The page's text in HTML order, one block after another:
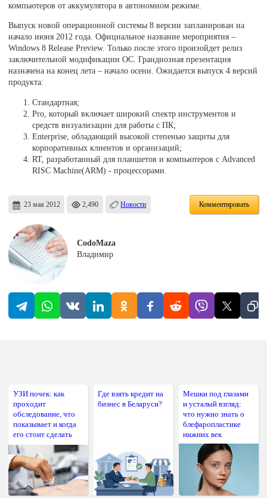
компьютеров от аккумулятора в автономном режиме.
Выпуск новой операционной системы 8 версии запланирован на
начало июня 2012 года. Официальное название мероприятия –
Windows 8 Release Preview. Только после этого произойдет релиз
заключительной модификации ОС. Грандиозная презентация
назначена на конец лета – начало осени. Ожидается выпуск 4 версий
продукта:
Стандартная;
Pro, который включает широкий спектр инструментов и
средств визуализации для работы с ПК;
Enterprise, обладающий высокой степенью защиты для
корпоративных клиентов и организаций;
RT, разработанный для планшетов и компьютеров с Advanced
RISC Machine(ARM) - процессорами.
23 мая 2012 2,490 Новости Комментировать
CodoMaza
Владимир
УЗИ почек: как
проходит
обследование, что
показывает и когда
его стоит сделать
Где взять кредит на
бизнес в Беларуси?
Мешки под глазами
и усталый взгляд:
что нужно знать о
блефаропластике
нижних век